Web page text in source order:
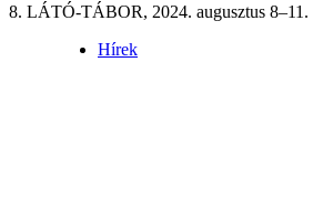
8. LÁTÓ-TÁBOR, 2024. augusztus 8–11.
Hírek